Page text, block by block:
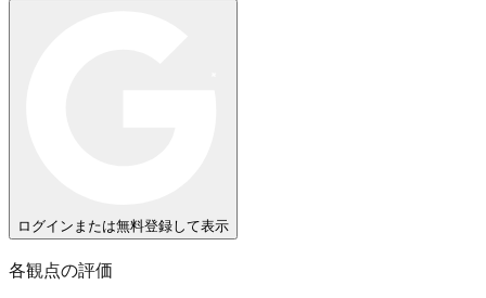
ログインまたは無料登録して表示
各観点の評価